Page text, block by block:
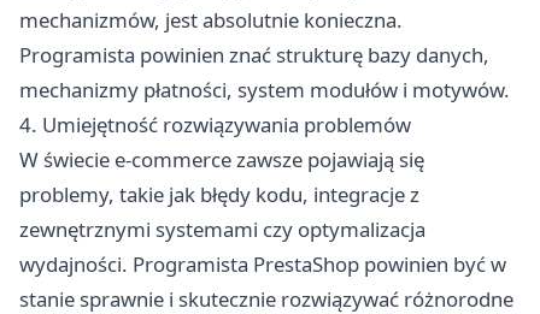
mechanizmów, jest absolutnie konieczna.
Programista powinien znać strukturę bazy danych,
mechanizmy płatności, system modułów i motywów.
4. Umiejętność rozwiązywania problemów
W świecie e-commerce zawsze pojawiają się
problemy, takie jak błędy kodu, integracje z
zewnętrznymi systemami czy optymalizacja
wydajności. Programista PrestaShop powinien być w
stanie sprawnie i skutecznie rozwiązywać różnorodne